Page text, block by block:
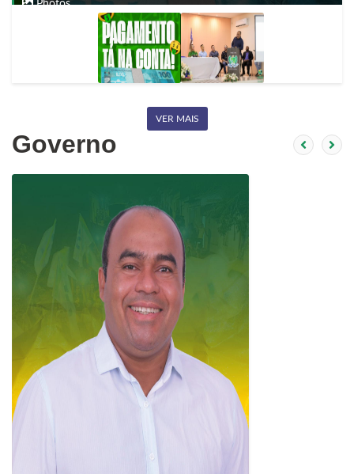
Photos
VER MAIS
Governo